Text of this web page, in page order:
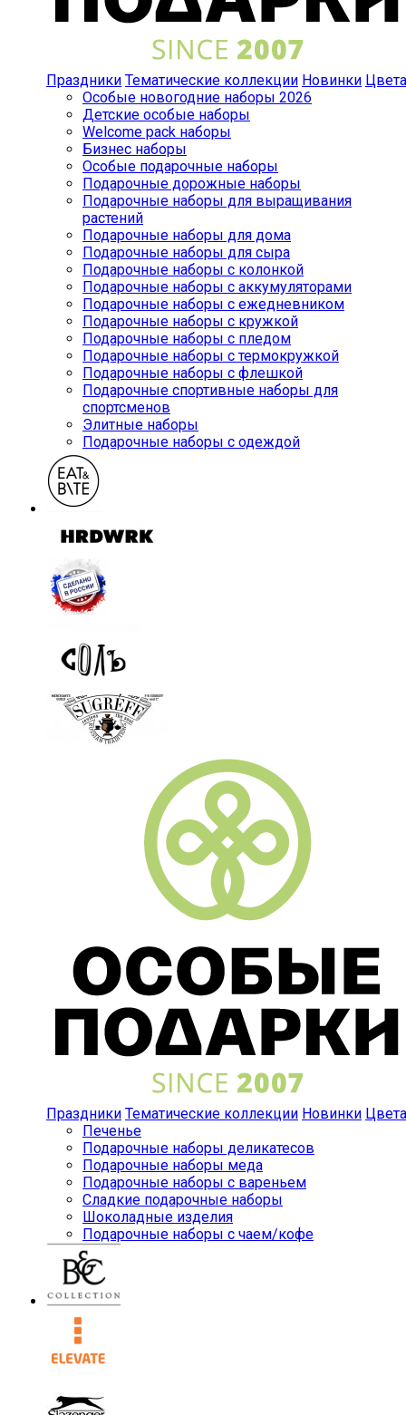
Праздники Тематические коллекции Новинки Цвета
Особые новогодние наборы 2026
Детские особые наборы
Welcome pack наборы
Бизнес наборы
Особые подарочные наборы
Подарочные дорожные наборы
Подарочные наборы для выращивания
растений
Подарочные наборы для дома
Подарочные наборы для сыра
Подарочные наборы с колонкой
Подарочные наборы с аккумуляторами
Подарочные наборы с ежедневником
Подарочные наборы с кружкой
Подарочные наборы с пледом
Подарочные наборы с термокружкой
Подарочные наборы с флешкой
Подарочные спортивные наборы для
спортсменов
Элитные наборы
Подарочные наборы с одеждой
Праздники Тематические коллекции Новинки Цвета
Печенье
Подарочные наборы деликатесов
Подарочные наборы меда
Подарочные наборы с вареньем
Сладкие подарочные наборы
Шоколадные изделия
Подарочные наборы с чаем/кофе